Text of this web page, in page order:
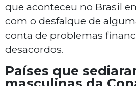
que aconteceu no Brasil
com o desfalque de
conta de problemas
desacordos.
Países que